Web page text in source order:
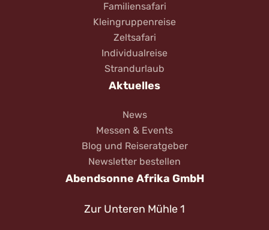
Familiensafari
Kleingruppenreise
Zeltsafari
Individualreise
Strandurlaub
Aktuelles
News
Messen & Events
Blog und Reiseratgeber
Newsletter bestellen
Abendsonne Afrika GmbH
Zur Unteren Mühle 1